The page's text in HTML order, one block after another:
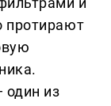
протирают
один из